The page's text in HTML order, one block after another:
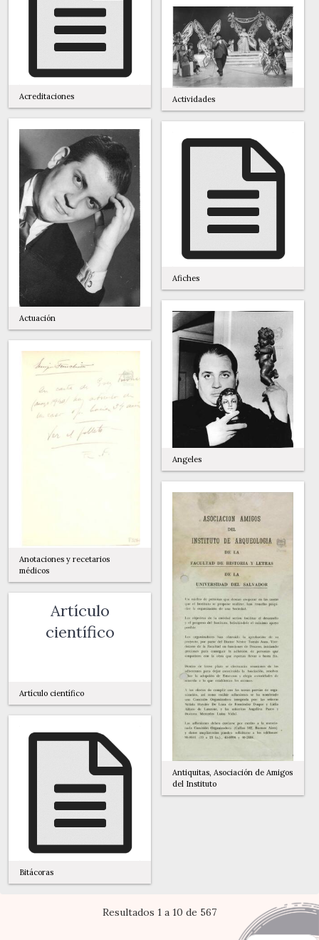
Acreditaciones Actividades
Actuación
Afiches
Angeles
Anotaciones y recetarios
médicos
Antiquitas, Asociación de Amigos
del Instituto
Artículo
científico
Artículo científico
Bitácoras
Resultados 1 a 10 de 567